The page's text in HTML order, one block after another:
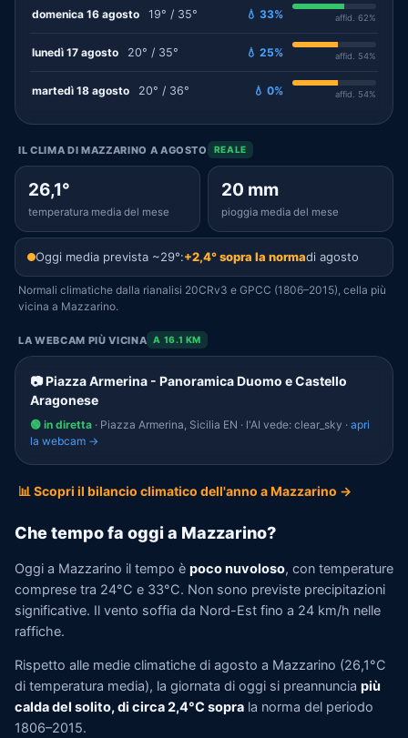
domenica 16 agosto 19° / 35° 💧 33% affid. 62%
lunedì 17 agosto 20° / 35° 💧 25% affid. 54%
martedì 18 agosto 20° / 36° 💧 0% affid. 54%
IL CLIMA DI MAZZARINO A AGOSTO REALE
26,1°
temperatura media del mese
20 mm
pioggia media del mese
Oggi media prevista ~29°:+2,4° sopra la normadi agosto
Normali climatiche dalla rianalisi 20CRv3 e GPCC (1806–2015), cella più
vicina a Mazzarino.
LA WEBCAM PIÙ VICINA A 16.1 KM
📷 Piazza Armerina - Panoramica Duomo e Castello
Aragonese
🟢 in diretta · Piazza Armerina, Sicilia EN · l'AI vede: clear_sky · apri
la webcam →
📊 Scopri il bilancio climatico dell'anno a Mazzarino →
Che tempo fa oggi a Mazzarino?
Oggi a Mazzarino il tempo è poco nuvoloso, con temperature
comprese tra 24°C e 33°C. Non sono previste precipitazioni
significative. Il vento soffia da Nord-Est fino a 24 km/h nelle
raffiche.
Rispetto alle medie climatiche di agosto a Mazzarino (26,1°C
di temperatura media), la giornata di oggi si preannuncia più
calda del solito, di circa 2,4°C sopra la norma del periodo
1806–2015.